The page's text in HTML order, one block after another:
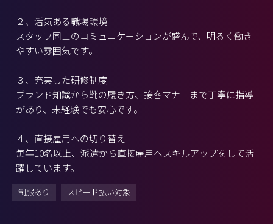
２、活気ある職場環境
スタッフ同士のコミュニケーションが盛んで、明るく働き
やすい雰囲気です。
３、充実した研修制度
ブランド知識から靴の履き方、接客マナーまで丁寧に指導
があり、未経験でも安心です。
４、直接雇用への切り替え
毎年10名以上、派遣から直接雇用へスキルアップをして活
躍しています。
制服あり スピード払い対象